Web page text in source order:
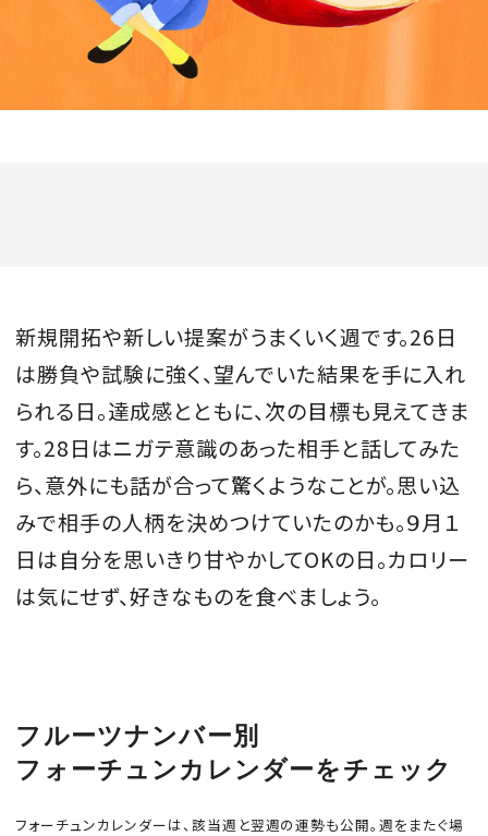
SPUR読者のためのメンバーシッププログラム
「The SPUR Club」。
便利な機能と特典を無料で楽し
めます。
MAGAZINE
2026年9月号
2026-07-23発売
新規開拓や新しい提案がうまくいく週です。26日
は勝負や試験に強く、望んでいた結果を手に入れ
られる日。達成感とともに、次の目標も見えてきま
す。28日はニガテ意識のあった相手と話してみた
ら、意外にも話が合って驚くようなことが。思い込
みで相手の人柄を決めつけていたのかも。９月１
日は自分を思いきり甘やかしてOKの日。カロリー
は気にせず、好きなものを食べましょう。
フルーツナンバー別
フォーチュンカレンダーをチェック
フォーチュンカレンダーは、該当週と翌週の運勢も公開。週をまたぐ場